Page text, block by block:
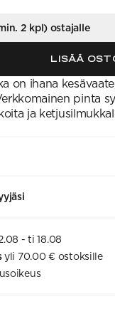
2 kpl) ostajalle
LISÄÄ
on ihana
pinta
ja
- ti 18.08
yli 70.00 € ostoksille